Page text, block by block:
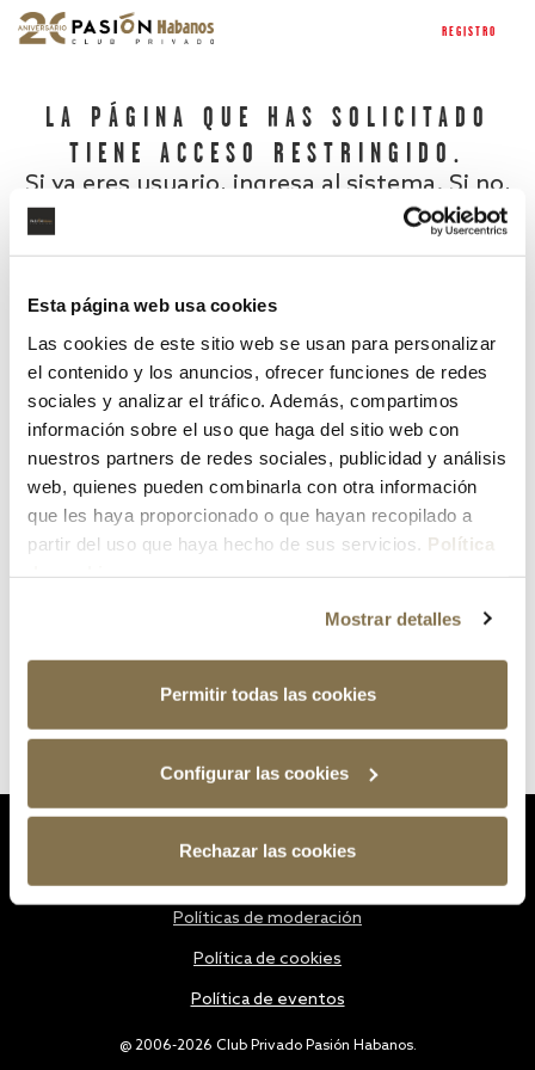
Esta página web usa cookies
Las cookies de este sitio web se usan para personalizar
el contenido y los anuncios, ofrecer funciones de redes
sociales y analizar el tráfico. Además, compartimos
información sobre el uso que haga del sitio web con
nuestros partners de redes sociales, publicidad y análisis
web, quienes pueden combinarla con otra información
que les haya proporcionado o que hayan recopilado a
partir del uso que haya hecho de sus servicios. Política
Mostrar detalles
Permitir todas las cookies
Configurar las cookies
Rechazar las cookies
REGISTRO
LA PÁGINA QUE HAS SOLICITADO
TIENE ACCESO RESTRINGIDO.
Si ya eres usuario, ingresa al sistema. Si no,
¿Has olvidado tu contraseña?
@ 2006-2026 Club Privado Pasión Habanos.
Políticas de moderación
Política de cookies
Política de eventos